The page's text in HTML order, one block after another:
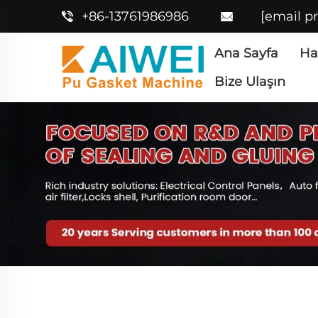
+86-13761986986 [email
Ana Sayfa
Bize Ulaşın